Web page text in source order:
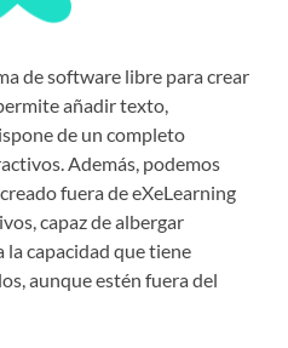
de software libre para crear
añadir texto,
de un completo
Además, podemos
fuera de eXeLearning
capaz de albergar
capacidad que tiene
aunque estén fuera del